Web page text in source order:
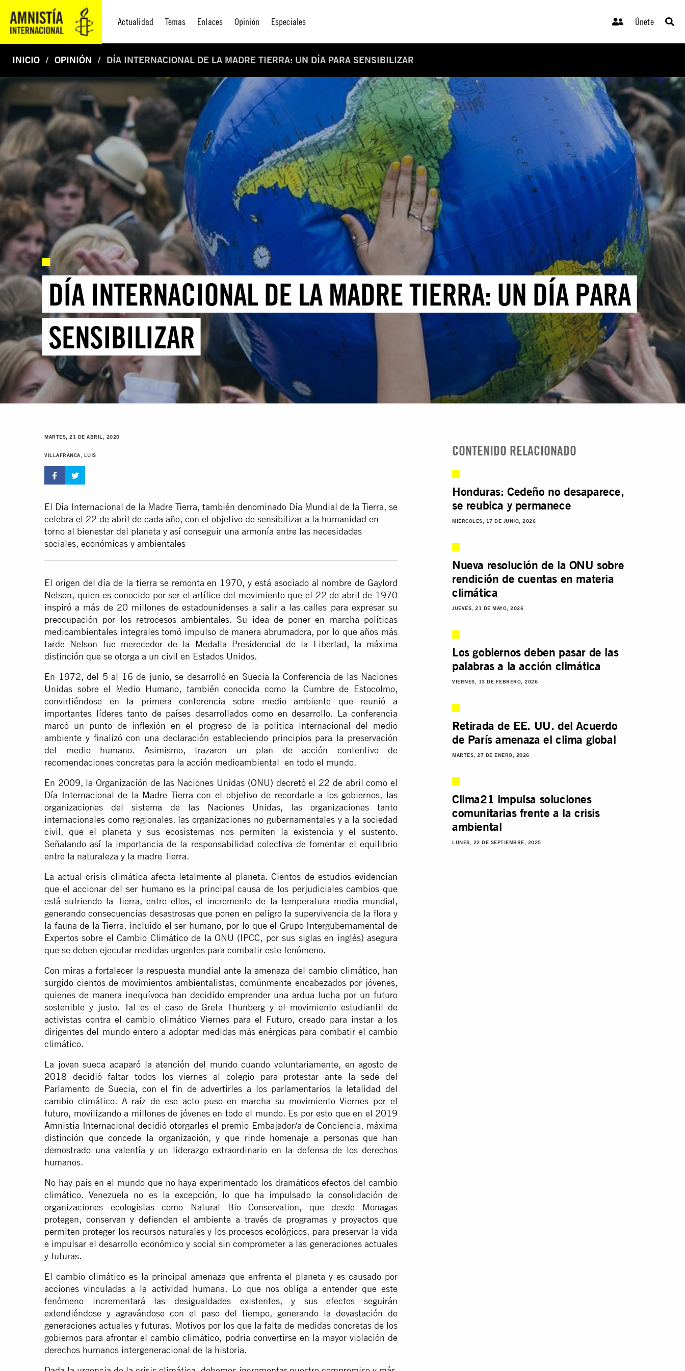
Actualidad Temas Enlaces Opinión Especiales Únete
INICIO OPINIÓN DÍA INTERNACIONAL DE LA MADRE TIERRA: UN DÍA PARA SENSIBILIZAR
DÍA INTERNACIONAL DE LA MADRE TIERRA: UN DÍA PARA
SENSIBILIZAR
MARTES, 21 DE ABRIL, 2020
VILLAFRANCA, LUIS
El Día Internacional de la Madre Tierra, también denominado Día Mundial de la Tierra, se
celebra el 22 de abril de cada año, con el objetivo de sensibilizar a la humanidad en
torno al bienestar del planeta y así conseguir una armonía entre las necesidades
sociales, económicas y ambientales
El origen del día de la tierra se remonta en 1970, y está asociado al nombre de Gaylord
Nelson, quien es conocido por ser el artífice del movimiento que el 22 de abril de 1970
inspiró a más de 20 millones de estadounidenses a salir a las calles para expresar su
preocupación por los retrocesos ambientales. Su idea de poner en marcha políticas
medioambientales integrales tomó impulso de manera abrumadora, por lo que años más
tarde Nelson fue merecedor de la Medalla Presidencial de la Libertad, la máxima
distinción que se otorga a un civil en Estados Unidos.
En 1972, del 5 al 16 de junio, se desarrolló en Suecia la Conferencia de las Naciones
Unidas sobre el Medio Humano, también conocida como la Cumbre de Estocolmo,
convirtiéndose en la primera conferencia sobre medio ambiente que reunió a
importantes líderes tanto de países desarrollados como en desarrollo. La conferencia
marcó un punto de inflexión en el progreso de la política internacional del medio
ambiente y finalizó con una declaración estableciendo principios para la preservación
del medio humano. Asimismo, trazaron un plan de acción contentivo de
recomendaciones concretas para la acción medioambiental en todo el mundo.
En 2009, la Organización de las Naciones Unidas (ONU) decretó el 22 de abril como el
Día Internacional de la Madre Tierra con el objetivo de recordarle a los gobiernos, las
organizaciones del sistema de las Naciones Unidas, las organizaciones tanto
internacionales como regionales, las organizaciones no gubernamentales y a la sociedad
civil, que el planeta y sus ecosistemas nos permiten la existencia y el sustento.
Señalando así la importancia de la responsabilidad colectiva de fomentar el equilibrio
entre la naturaleza y la madre Tierra.
La actual crisis climática afecta letalmente al planeta. Cientos de estudios evidencian
que el accionar del ser humano es la principal causa de los perjudiciales cambios que
está sufriendo la Tierra, entre ellos, el incremento de la temperatura media mundial,
generando consecuencias desastrosas que ponen en peligro la supervivencia de la flora y
la fauna de la Tierra, incluido el ser humano, por lo que el Grupo Intergubernamental de
Expertos sobre el Cambio Climático de la ONU (IPCC, por sus siglas en inglés) asegura
que se deben ejecutar medidas urgentes para combatir este fenómeno.
Con miras a fortalecer la respuesta mundial ante la amenaza del cambio climático, han
surgido cientos de movimientos ambientalistas, comúnmente encabezados por jóvenes,
quienes de manera inequívoca han decidido emprender una ardua lucha por un futuro
sostenible y justo. Tal es el caso de Greta Thunberg y el movimiento estudiantil de
activistas contra el cambio climático Viernes para el Futuro, creado para instar a los
dirigentes del mundo entero a adoptar medidas más enérgicas para combatir el cambio
climático.
La joven sueca acaparó la atención del mundo cuando voluntariamente, en agosto de
2018 decidió faltar todos los viernes al colegio para protestar ante la sede del
Parlamento de Suecia, con el fin de advertirles a los parlamentarios la letalidad del
cambio climático. A raíz de ese acto puso en marcha su movimiento Viernes por el
futuro, movilizando a millones de jóvenes en todo el mundo. Es por esto que en el 2019
Amnistía Internacional decidió otorgarles el premio Embajador/a de Conciencia, máxima
distinción que concede la organización, y que rinde homenaje a personas que han
demostrado una valentía y un liderazgo extraordinario en la defensa de los derechos
humanos.
No hay país en el mundo que no haya experimentado los dramáticos efectos del cambio
climático. Venezuela no es la excepción, lo que ha impulsado la consolidación de
organizaciones ecologistas como Natural Bio Conservation, que desde Monagas
protegen, conservan y defienden el ambiente a través de programas y proyectos que
permiten proteger los recursos naturales y los procesos ecológicos, para preservar la vida
e impulsar el desarrollo económico y social sin comprometer a las generaciones actuales
y futuras.
El cambio climático es la principal amenaza que enfrenta el planeta y es causado por
acciones vinculadas a la actividad humana. Lo que nos obliga a entender que este
fenómeno incrementará las desigualdades existentes, y sus efectos seguirán
extendiéndose y agravándose con el paso del tiempo, generando la devastación de
generaciones actuales y futuras. Motivos por los que la falta de medidas concretas de los
gobiernos para afrontar el cambio climático, podría convertirse en la mayor violación de
derechos humanos intergeneracional de la historia.
CONTENIDO RELACIONADO
Honduras: Cedeño no desaparece,
se reubica y permanece
MIÉRCOLES, 17 DE JUNIO, 2026
Nueva resolución de la ONU sobre
rendición de cuentas en materia
climática
JUEVES, 21 DE MAYO, 2026
Los gobiernos deben pasar de las
palabras a la acción climática
VIERNES, 13 DE FEBRERO, 2026
Retirada de EE. UU. del Acuerdo
de París amenaza el clima global
MARTES, 27 DE ENERO, 2026
Clima21 impulsa soluciones
comunitarias frente a la crisis
ambiental
LUNES, 22 DE SEPTIEMBRE, 2025